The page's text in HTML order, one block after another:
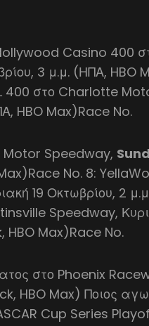
Casino 400
3 μ.μ. (ΗΠΑ, HBO
400 στο Charlotte
HBO Max)Race No.
Speedway,
No. 8:
19 Οκτωβρίου, 2
Speedway,
HBO Max)Race No.
στο Phoenix
HBO Max) Ποιος
Cup Series